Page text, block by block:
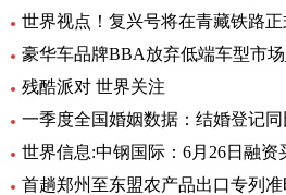
世界视点！复兴号将在青藏铁路正
豪华车品牌BBA放弃低端车型市
残酷派对 世界关注
首趟郑州至东盟农产品出口专列